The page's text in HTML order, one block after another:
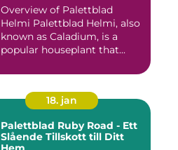
Overview of Palettblad
Helmi Palettblad Helmi, also
known as Caladium, is a
popular houseplant that...
18. jan
Palettblad Ruby Road - Ett
Slående Tillskott till Ditt